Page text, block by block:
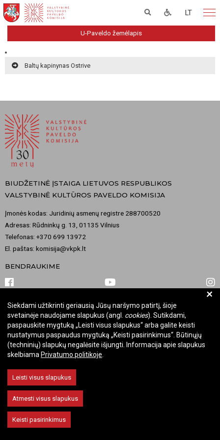
LT
U-Paveldo žemėlapis
Baltų kapinynas Ostrive
BIUDŽETINĖ ĮSTAIGA LIETUVOS RESPUBLIKOS
VALSTYBINĖ KULTŪROS PAVELDO KOMISIJA
Įmonės kodas: Juridinių asmenų registre 288700520
Adresas: Rūdninkų g. 13, 01135 Vilnius
Telefonas: +370 699 13972
El. paštas: komisija@vkpk.lt
BENDRAUKIME
© 2026 Valstybinė kultūros paveldo komisija. Visos teisės saugomos.
Keisti slapukų nustatymus
+
Siekdami užtikrinti geriausią Jūsų naršymo patirtį, šioje
svetainėje naudojame slapukus (angl. cookies). Sutikdami,
paspauskite mygtuką „Leisti visus slapukus“ arba galite keisti
nustatymus paspaudus mygtuką „Keisti pasirinkimus“. Būtinųjų
(techninių) slapukų negalėsite išjungti. Informacija apie slapukus
skelbiama Privatumo politikoje
Leisti visus slapukus
Atmesti visus slapukus
Keisti pasirinkimus